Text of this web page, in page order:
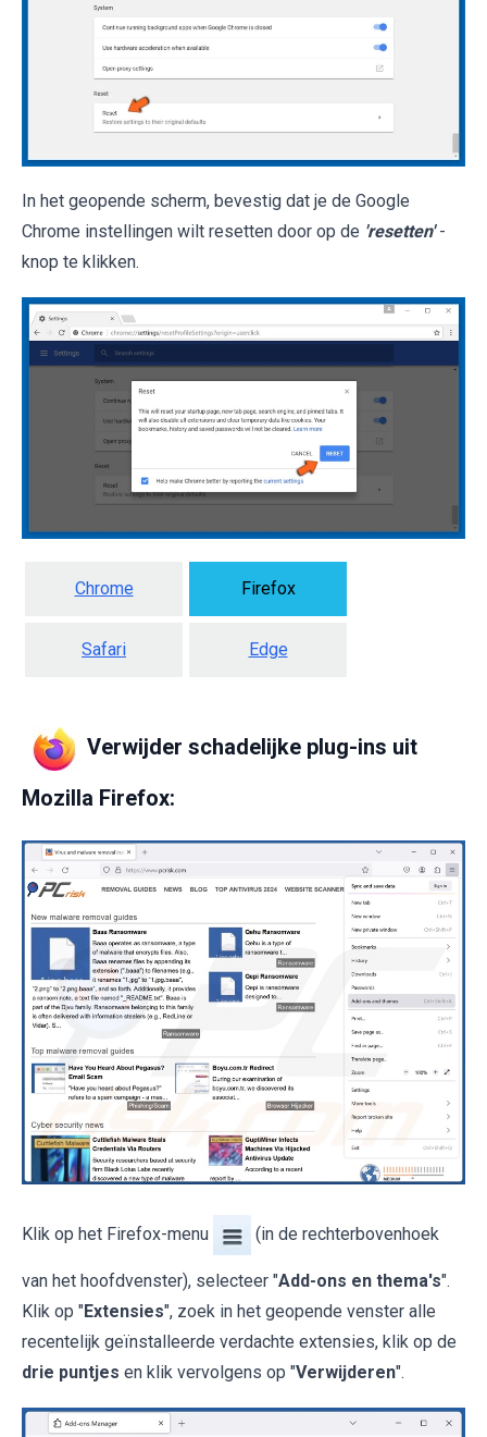
In het geopende scherm, bevestig dat je de Google
Chrome instellingen wilt resetten door op de 'resetten' -
knop te klikken.
Chrome Firefox
Safari Edge
Verwijder schadelijke plug-ins uit
Mozilla Firefox:
Klik op het Firefox-menu (in de rechterbovenhoek
van het hoofdvenster), selecteer "Add-ons en thema's".
Klik op "Extensies", zoek in het geopende venster alle
recentelijk geïnstalleerde verdachte extensies, klik op de
drie puntjes en klik vervolgens op "Verwijderen".